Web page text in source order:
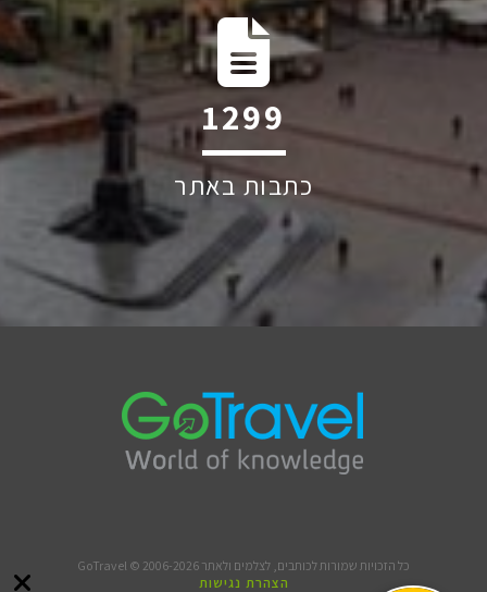
1874
כתבות באתר
כל הזכויות שמורות לכותבים, לצלמים ולאתר GoTravel © 2006-2026
הצהרת נגישות